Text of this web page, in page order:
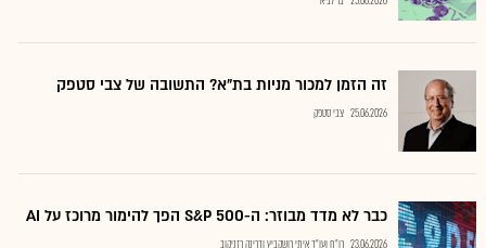
זה הזמן למכור מניות בת"א? התשובה של צבי סטפק
25.06.2026 צבי סטפק
כבר לא מדד מבוזר: ה-S&P 500 הפך להימור מרוכז על AI
23.06.2026 רו"ח ועו"ד איתי רושקביץ ודרינה רזניקוב